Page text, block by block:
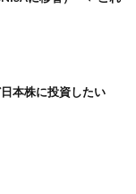
本株に投資したい